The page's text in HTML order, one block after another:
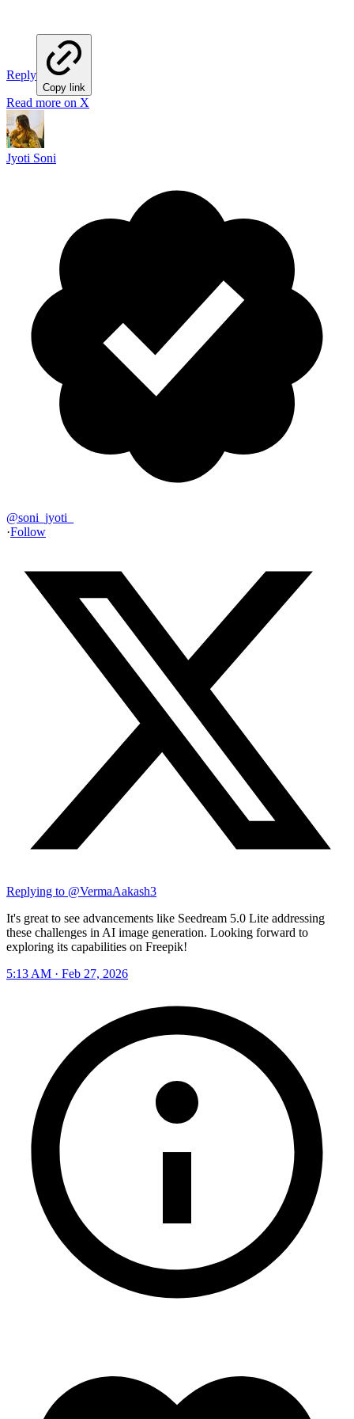
Reply
Copy link
Read more on X
Jyoti Soni
@soni_jyoti_
·Follow
Replying to @VermaAakash3
It's great to see advancements like Seedream 5.0 Lite addressing
these challenges in AI image generation. Looking forward to
exploring its capabilities on Freepik!
5:13 AM · Feb 27, 2026